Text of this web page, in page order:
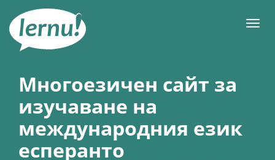
съдържанието
Многоезичен сайт за
изучаване на
международния език
есперанто